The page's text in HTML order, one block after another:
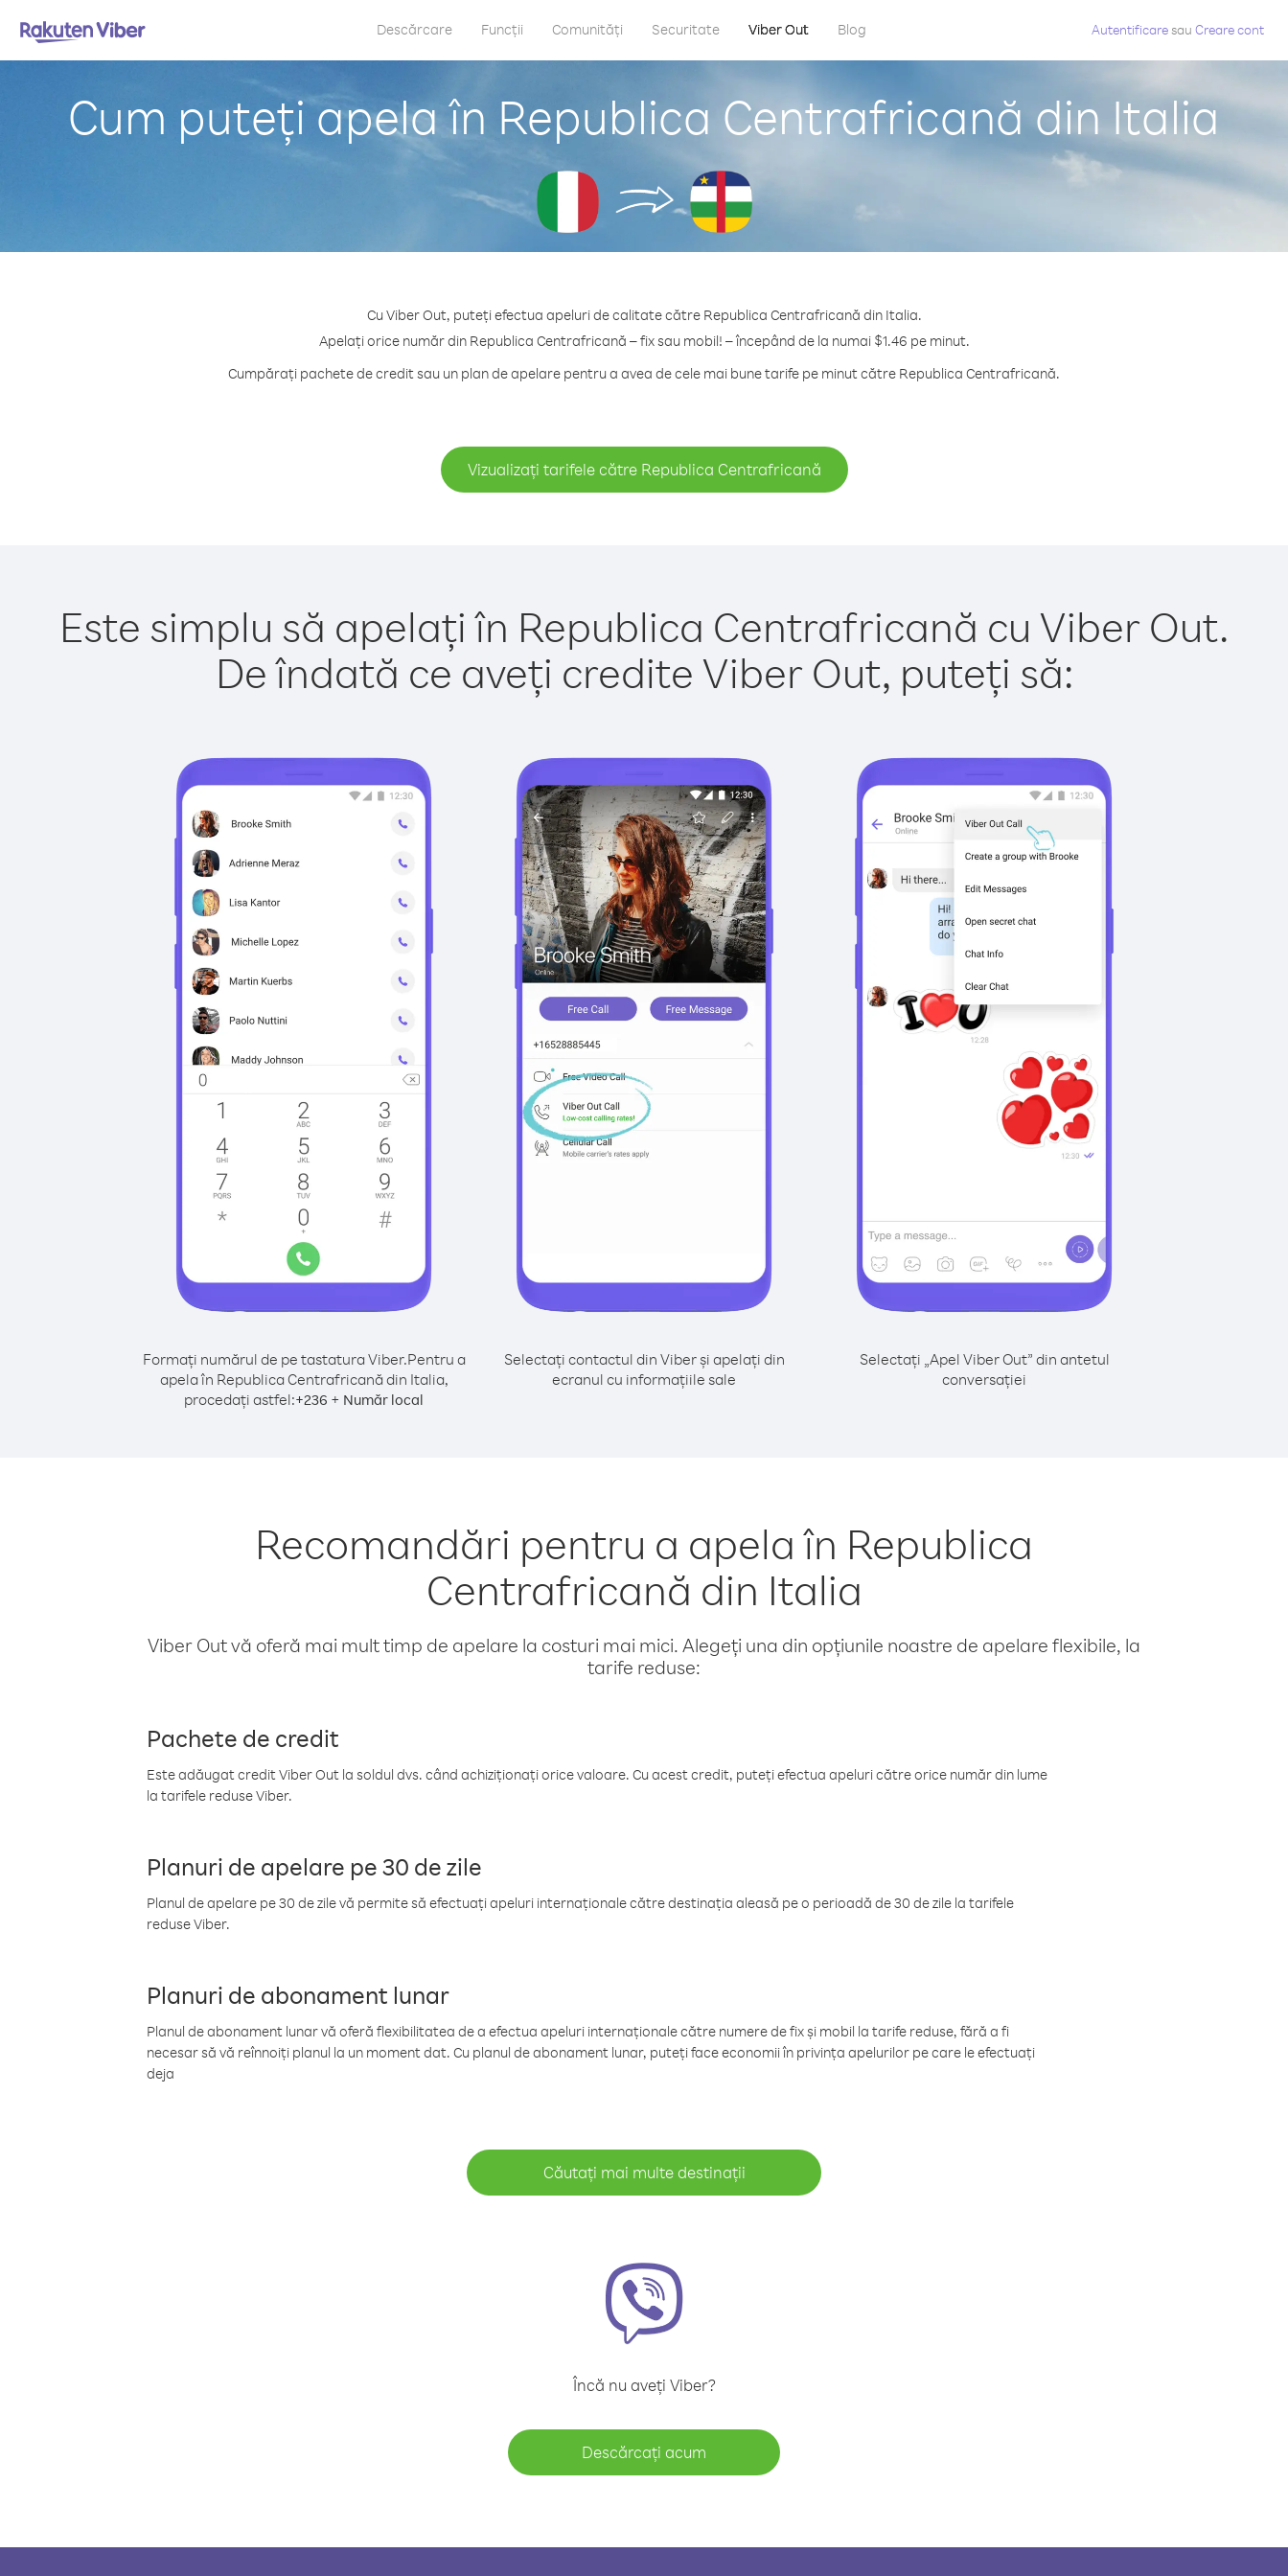
Descărcare Funcții Comunități Securitate Viber Out Blog Autentificaresau Creare cont
Cum puteți apela în Republica Centrafricană din Italia
Cu Viber Out, puteți efectua apeluri de calitate către Republica Centrafricană din Italia.
Apelați orice număr din Republica Centrafricană – fix sau mobil! – începând de la numai $1.46 pe minut.
Cumpărați pachete de credit sau un plan de apelare pentru a avea de cele mai bune tarife pe minut către Republica Centrafricană.
Vizualizați tarifele către Republica Centrafricană
Este simplu să apelați în Republica Centrafricană cu Viber Out.
De îndată ce aveți credite Viber Out, puteți să:
Formați numărul de pe tastatura Viber.Pentru a
apela în Republica Centrafricană din Italia,
procedați astfel:+236 + Număr local
Selectați contactul din Viber și apelați din
ecranul cu informațiile sale
Selectați „Apel Viber Out” din antetul
conversației
Recomandări pentru a apela în Republica
Centrafricană din Italia
Viber Out vă oferă mai mult timp de apelare la costuri mai mici. Alegeți una din opțiunile noastre de apelare flexibile, la
tarife reduse:
Pachete de credit
Este adăugat credit Viber Out la soldul dvs. când achiziționați orice valoare. Cu acest credit, puteți efectua apeluri către orice număr din lume
la tarifele reduse Viber.
Planuri de apelare pe 30 de zile
Planul de apelare pe 30 de zile vă permite să efectuați apeluri internaționale către destinația aleasă pe o perioadă de 30 de zile la tarifele
reduse Viber.
Planuri de abonament lunar
Planul de abonament lunar vă oferă flexibilitatea de a efectua apeluri internaționale către numere de fix și mobil la tarife reduse, fără a fi
necesar să vă reînnoiți planul la un moment dat. Cu planul de abonament lunar, puteți face economii în privința apelurilor pe care le efectuați
deja
Căutați mai multe destinații
Încă nu aveți Viber?
Descărcați acum